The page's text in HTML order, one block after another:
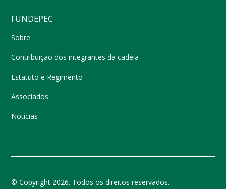
FUNDEPEC
Sobre
Contribuição dos integrantes da cadeia
Estatuto e Regimento
Associados
Notícias
© Copyright 2026. Todos os direitos reservados.